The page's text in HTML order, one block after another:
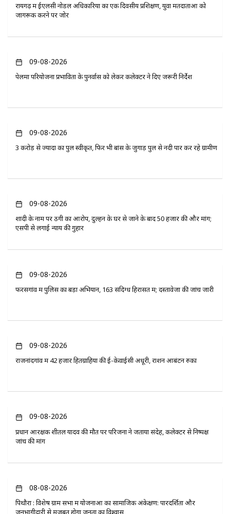
रायगढ़ में ईएलसी नोडल अधिकारियों का एक दिवसीय प्रशिक्षण, युवा मतदाताओं को
जागरूक करने पर जोर
09-08-2026
पेलमा परियोजना प्रभावितों के पुनर्वास को लेकर कलेक्टर ने दिए जरूरी निर्देश
09-08-2026
3 करोड़ से ज्यादा का पुल स्वीकृत, फिर भी बांस के जुगाड़ पुल से नदी पार कर रहे ग्रामीण
09-08-2026
शादी के नाम पर ठगी का आरोप, दुल्हन के घर से जाने के बाद 50 हजार की और मांग;
एसपी से लगाई न्याय की गुहार
09-08-2026
फरसगांव में पुलिस का बड़ा अभियान, 163 संदिग्ध हिरासत में; दस्तावेजों की जांच जारी
09-08-2026
राजनांदगांव में 42 हजार हितग्राहियों की ई-केवाईसी अधूरी, राशन आबंटन रुका
09-08-2026
प्रधान आरक्षक शीतल यादव की मौत पर परिजनों ने जताया संदेह, कलेक्टर से निष्पक्ष
जांच की मांग
08-08-2026
पिथौरा : विशेष ग्राम सभा में योजनाओं का सामाजिक अंकेक्षण: पारदर्शिता और
जनभागीदारी से मजबूत होगा जनता का विश्वास